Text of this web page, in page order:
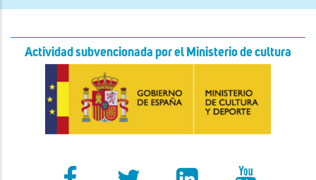
portada
Actividad subvencionada por el Ministerio de cultura